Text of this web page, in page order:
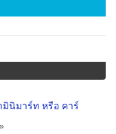
นิมาร์ท หรือ คาร์